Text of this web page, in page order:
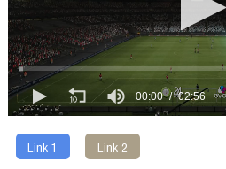
00:00 02:56
Link 1 Link 2